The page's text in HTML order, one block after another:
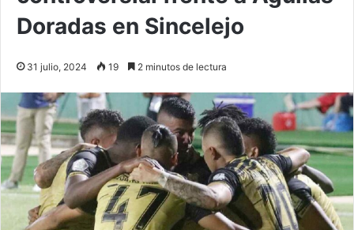
Doradas en Sincelejo
31 julio, 2024 19 2 minutos de lectura